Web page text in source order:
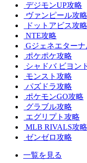
デジモンUP攻略
ヴァンピール攻略
ドットアビス攻略
NTE攻略
Gジェネエターナ
ポケポケ攻略
シャドバ ビヨン
モンスト攻略
パズドラ攻略
ポケモンGO攻略
グラブル攻略
エグリプト攻略
MLB RIVALS攻略
ゼンゼロ攻略
一覧を見る